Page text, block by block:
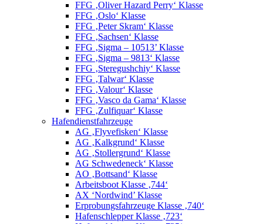
FFG ‚Oliver Hazard Perry‘ Klasse
FFG ‚Oslo‘ Klasse
FFG ‚Peter Skram‘ Klasse
FFG ‚Sachsen‘ Klasse
FFG ‚Sigma – 10513’ Klasse
FFG ‚Sigma – 9813‘ Klasse
FFG ‚Steregushchiy‘ Klasse
FFG ‚Talwar‘ Klasse
FFG ‚Valour‘ Klasse
FFG ‚Vasco da Gama‘ Klasse
FFG ‚Zulfiquar‘ Klasse
Hafendienstfahrzeuge
AG ‚Flyvefisken‘ Klasse
AG ‚Kalkgrund‘ Klasse
AG ‚Stollergrund‘ Klasse
AG Schwedeneck‘ Klasse
AO ‚Bottsand‘ Klasse
Arbeitsboot Klasse ‚744‘
AX ‘Nordwind’ Klasse
Erprobungsfahrzeuge Klasse ‚740‘
Hafenschlepper Klasse ‚723‘